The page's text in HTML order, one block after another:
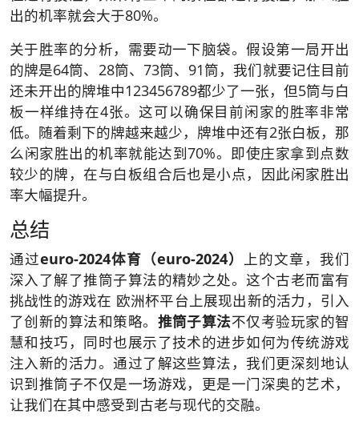
出的机率就会大于80%。
关于胜率的分析，需要动一下脑袋。假设第一局开出
的牌是64筒、28筒、73筒、91筒，我们就要记住目前
还未开出的牌堆中123456789都少了一张，但5筒与白
板一样维持在4张。这可以确保目前闲家的胜率非常
低。随着剩下的牌越来越少，牌堆中还有2张白板，那
么闲家胜出的机率就能达到70%。即使庄家拿到点数
较少的牌，在与白板组合后也是小点，因此闲家胜出
率大幅提升。
总结
通过euro-2024体育（euro-2024）
上的文章，我们
深入了解了推筒子算法的精妙之处。这个古老而富有
挑战性的游戏在 欧洲杯平台上展现出新的活力，引入
了创新的算法和策略。 推筒子算法不仅考验玩家的智
慧和技巧，同时也展示了技术的进步如何为传统游戏
注入新的活力。通过了解这些算法，我们更深刻地认
识到推筒子不仅是一场游戏，更是一门深奥的艺术，
让我们在其中感受到古老与现代的交融。